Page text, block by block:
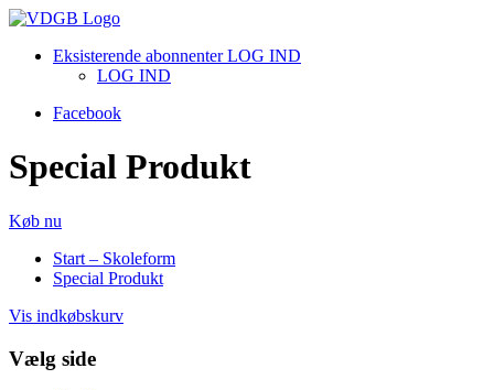
Eksisterende abonnenter LOG IND
LOG IND
Facebook
Special Produkt
Køb nu
Start – Skoleform
Special Produkt
Vis indkøbskurv
Vælg side